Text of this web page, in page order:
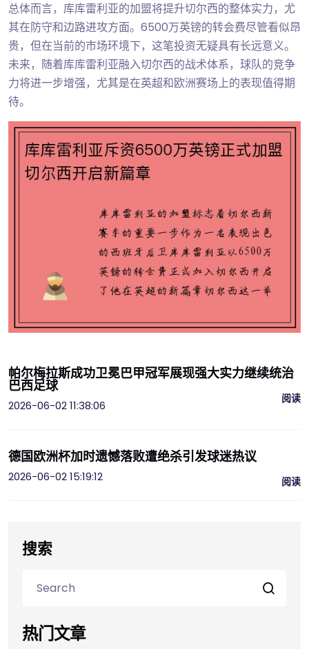
总体而言，库库雷利亚的加盟将提升切尔西的整体实力，尤
其在防守和边路进攻方面。6500万英镑的转会费尽管看似昂
贵，但在当前的市场环境下，这笔投资无疑具有长远意义。
未来，随着库库雷利亚融入切尔西的战术体系，球队的竞争
力将进一步增强，尤其是在英超和欧洲赛场上的表现值得期
待。
帕尔梅拉斯成功卫冕巴甲冠军展现强大实力继续统治
巴西足球
2026-06-02 11:38:06
阅读
德国欧洲杯加时遗憾落败遭绝杀引发球迷热议
2026-06-02 15:19:12
阅读
搜索
热门文章